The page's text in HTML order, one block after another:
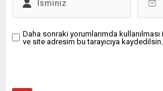
Daha sonraki yorumlarımda
ve site adresim bu tarayıcıya kaydedilsin.